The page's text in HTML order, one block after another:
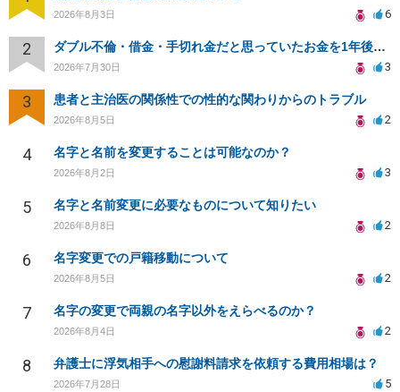
2026年8月3日 6
2 ダブル不倫・借金・手切れ金だと思っていたお金を1年後いまさら脅迫罪として通知書が来てまとめて請求
2026年7月30日 3
3 患者と主治医の関係性での性的な関わりからのトラブル
2026年8月5日 2
4 名字と名前を変更することは可能なのか？
2026年8月2日 3
5 名字と名前変更に必要なものについて知りたい
2026年8月8日 2
6 名字変更での戸籍移動について
2026年8月5日 2
7 名字の変更で両親の名字以外をえらべるのか？
2026年8月4日 2
8 弁護士に浮気相手への慰謝料請求を依頼する費用相場は？
2026年7月28日 5